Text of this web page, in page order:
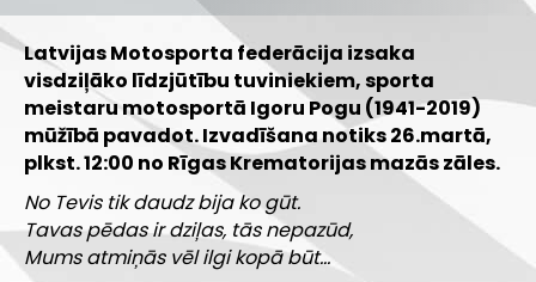
Latvijas Motosporta federācija izsaka
visdziļāko līdzjūtību tuviniekiem, sporta
meistaru motosportā Igoru Pogu (1941-2019)
mūžībā pavadot. Izvadīšana notiks 26.martā,
plkst. 12:00 no Rīgas Krematorijas mazās zāles.
No Tevis tik daudz bija ko gūt.
Tavas pēdas ir dziļas, tās nepazūd,
Mums atmiņās vēl ilgi kopā būt…